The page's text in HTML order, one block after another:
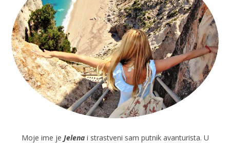
Moje ime je Jelenai strastveni sam putnik avanturista. U